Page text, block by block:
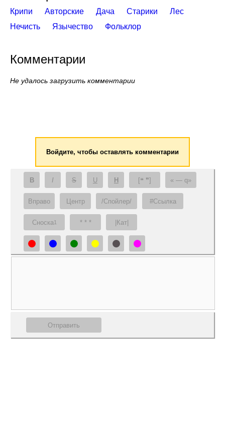
Крипи Авторские Дача Старики
Лес
Нечисть
Язычество Фольклор
Комментарии
Не удалось загрузить комментарии
Войдите, чтобы оставлять комментарии
B I S U H [❝ ❞] — q
Вправо Центр /Спойлер/ #Ссылка
Сноска1 * * * |Кат|